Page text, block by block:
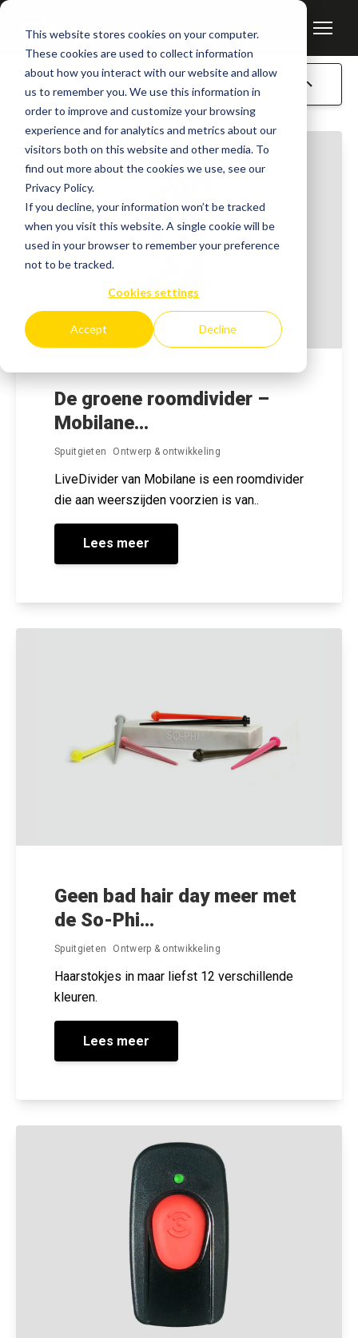
This website stores cookies on your computer.
These cookies are used to collect information
about how you interact with our website and allow
us to remember you. We use this information in
order to improve and customize your browsing
experience and for analytics and metrics about our
visitors both on this website and other media. To
find out more about the cookies we use, see our
Privacy Policy.
If you decline, your information won’t be tracked
when you visit this website. A single cookie will be
used in your browser to remember your preference
not to be tracked.
Cookies settings
Accept Decline
De groene roomdivider –
Mobilane...
Spuitgieten Ontwerp & ontwikkeling
LiveDivider van Mobilane is een roomdivider
die aan weerszijden voorzien is van..
Lees meer
Geen bad hair day meer met
de So-Phi...
Spuitgieten Ontwerp & ontwikkeling
Haarstokjes in maar liefst 12 verschillende
kleuren.
Lees meer